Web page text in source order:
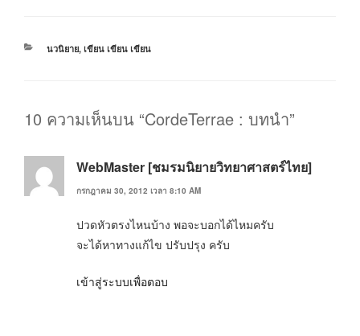
หมวด
นวนิยาย, เขียน เขียน เขียน
10 ความเห็นบน “CordeTerrae : บทนำ”
WebMaster [ชมรมนิยายวิทยาศาสตร์ไทย]
กรกฎาคม 30, 2012 เวลา 8:10 AM
ปวดหัวตรงไหนบ้าง พอจะบอกได้ไหมครับ
จะได้หาทางแก้ไข ปรับปรุง ครับ
เข้าสู่ระบบเพื่อตอบ